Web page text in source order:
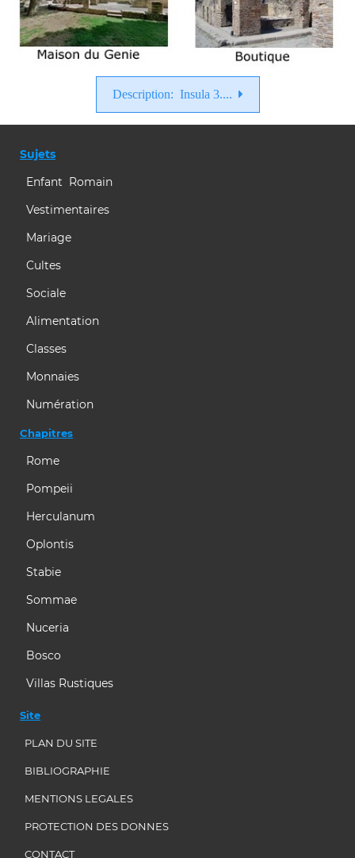
Description: Insula 3....
Sujets
Enfant Romain
Vestimentaires
Mariage
Cultes
Sociale
Alimentation
Classes
Monnaies
Numération
Chapitres
Rome
Pompeii
Herculanum
Oplontis
Stabie
Sommae
Nuceria
Bosco
Villas Rustiques
Site
PLAN DU SITE
BIBLIOGRAPHIE
MENTIONS LEGALES
PROTECTION DES DONNES
CONTACT